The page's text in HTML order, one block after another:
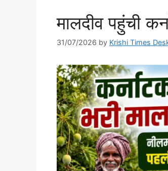
मालदीव पहुंची
31/07/2026 by Krishi Times